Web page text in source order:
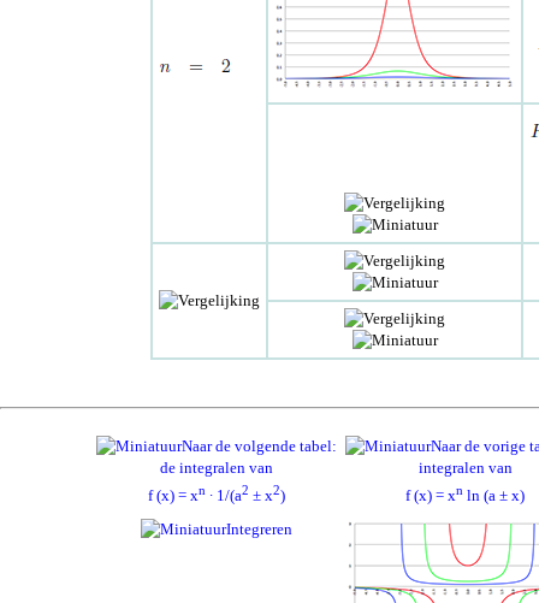
Naar de volgende tabel:
de integralen van
f (x) = xn∙ 1/(a2 ± x2)
Naar de vorige
integralen van
f (x) = xn ln (a ± x)
Integreren